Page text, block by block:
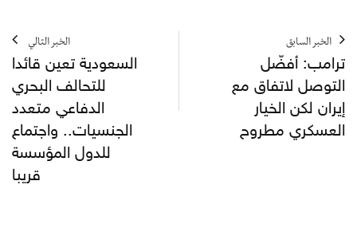
الخبر السابق
ترامب: أفضّل
التوصل لاتفاق مع
إيران لكن الخيار
العسكري مطروح
الخبر التالي
السعودية تعين قائدا
للتحالف البحري
الدفاعي متعدد
الجنسيات.. واجتماع
للدول المؤسسة
قريبا